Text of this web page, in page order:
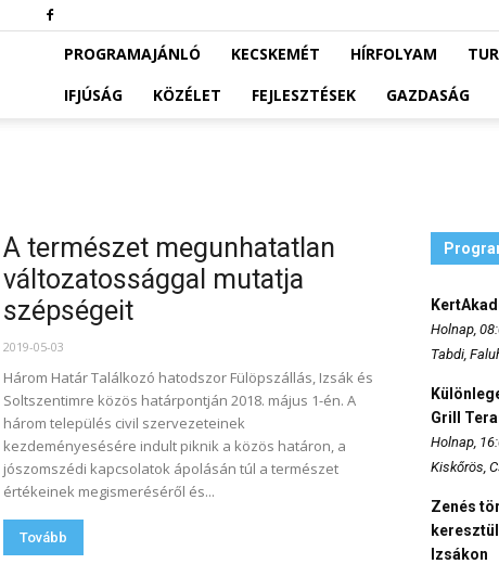
PROGRAMAJÁNLÓ KECSKEMÉT HÍRFOLYAM
IFJÚSÁG
KÖZÉLET FEJLESZTÉSEK GAZDASÁG
A természet megunhatatlan
változatossággal mutatja
szépségeit
2019-05-03
Három Határ Találkozó hatodszor Fülöpszállás, Izsák és
Soltszentimre közös határpontján 2018. május 1-én. A
három település civil szervezeteinek
kezdeményesésére indult piknik a közös határon, a
jószomszédi kapcsolatok ápolásán túl a természet
értékeinek megismeréséről és...
Tovább
Holnap,
Tabdi,
Grill
Holnap,
Kiskőrös,
Zenés
Izsákon